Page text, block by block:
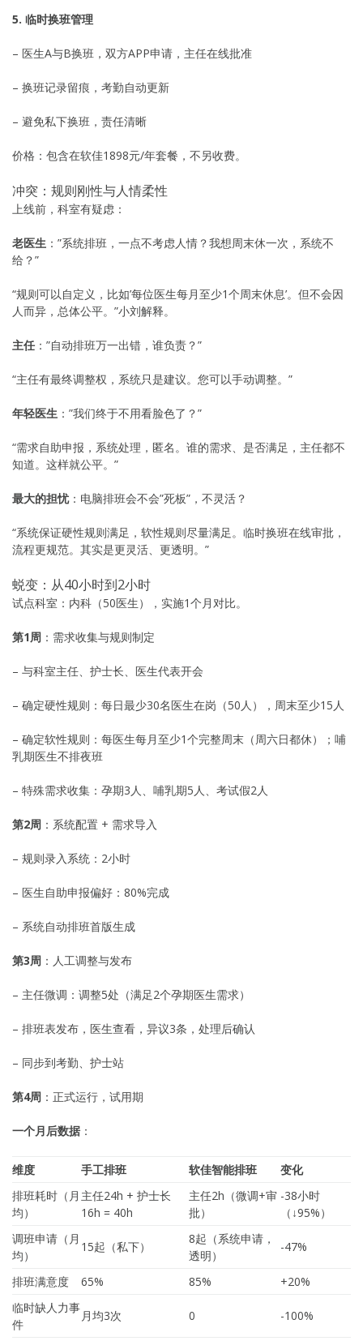
5. 临时换班管理
– 医生A与B换班，双方APP申请，主任在线批准
– 换班记录留痕，考勤自动更新
– 避免私下换班，责任清晰
价格：包含在软佳1898元/年套餐，不另收费。
冲突：规则刚性与人情柔性
上线前，科室有疑虑：
老医生 ：”系统排班，一点不考虑人情？我想周末休一次，系统不
给？”
“规则可以自定义，比如’每位医生每月至少1个周末休息’。但不会因
人而异，总体公平。”小刘解释。
主任 ：”自动排班万一出错，谁负责？”
“主任有最终调整权，系统只是建议。您可以手动调整。”
年轻医生 ：”我们终于不用看脸色了？”
“需求自助申报，系统处理，匿名。谁的需求、是否满足，主任都不
知道。这样就公平。”
最大的担忧：电脑排班会不会”死板”，不灵活？
“系统保证硬性规则满足，软性规则尽量满足。临时换班在线审批，
流程更规范。其实是更灵活、更透明。”
蜕变：从40小时到2小时
试点科室：内科（50医生），实施1个月对比。
第1周 ：需求收集与规则制定
– 与科室主任、护士长、医生代表开会
– 确定硬性规则：每日最少30名医生在岗（50人），周末至少15人
– 确定软性规则：每医生每月至少1个完整周末（周六日都休）；哺
乳期医生不排夜班
– 特殊需求收集：孕期3人、哺乳期5人、考试假2人
第2周 ：系统配置 + 需求导入
– 规则录入系统：2小时
– 医生自助申报偏好：80%完成
– 系统自动排班首版生成
第3周 ：人工调整与发布
– 主任微调：调整5处（满足2个孕期医生需求）
– 排班表发布，医生查看，异议3条，处理后确认
– 同步到考勤、护士站
第4周 ：正式运行，试用期
一个月后数据 ：
维度 手工排班 软佳智能排班
变化
排班耗时（月
均）
主任24h + 护士长
16h = 40h
主任2h（微调+审
批）
-38小时
（↓95%）
调班申请（月
均）
15起（私下）
8起（系统申请，
透明）
-47%
排班满意度 65% 85%
+20%
临时缺人力事
件
月均3次 0 -100%